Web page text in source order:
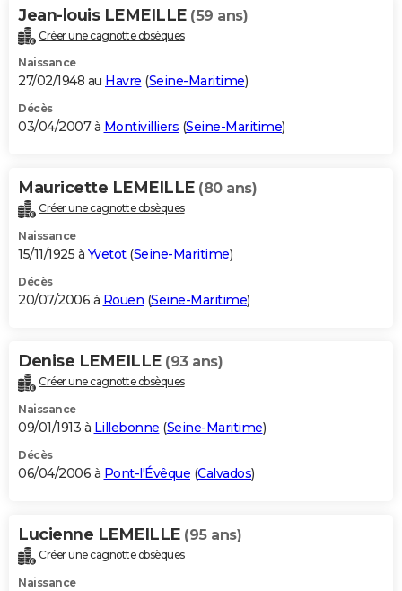
Jean-louis LEMEILLE (59 ans)
Créer une cagnotte obsèques
Naissance
27/02/1948 au Havre (Seine-Maritime)
Décès
03/04/2007 à Montivilliers (Seine-Maritime)
Mauricette LEMEILLE (80 ans)
Créer une cagnotte obsèques
Naissance
15/11/1925 à Yvetot(Seine-Maritime)
Décès
20/07/2006 à Rouen (Seine-Maritime)
Denise LEMEILLE (93 ans)
Créer une cagnotte obsèques
Naissance
09/01/1913 à Lillebonne (Seine-Maritime)
Décès
06/04/2006 à Pont-l'Évêque (Calvados)
Lucienne LEMEILLE (95 ans)
Créer une cagnotte obsèques
Naissance